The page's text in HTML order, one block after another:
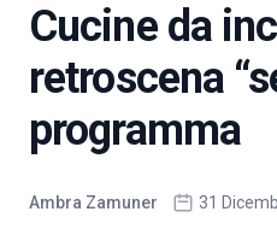
Cucine da
retroscena
programma
Ambra Zamuner 31